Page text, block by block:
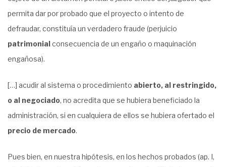
permita dar por probado que el proyecto o intento de
defraudar, constituía un verdadero fraude (perjuicio
patrimonialconsecuencia de un engaño o maquinación
engañosa).
[…] acudir al sistema o procedimiento abierto, al restringido,
o al negociado, no acredita que se hubiera beneficiado la
administración, si en cualquiera de ellos se hubiera ofertado el
precio de mercado.
Pues bien, en nuestra hipótesis, en los hechos probados (ap. I,